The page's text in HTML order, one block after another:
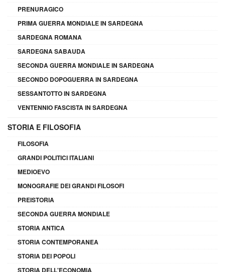
PRENURAGICO
PRIMA GUERRA MONDIALE IN SARDEGNA
SARDEGNA ROMANA
SARDEGNA SABAUDA
SECONDA GUERRA MONDIALE IN SARDEGNA
SECONDO DOPOGUERRA IN SARDEGNA
SESSANTOTTO IN SARDEGNA
VENTENNIO FASCISTA IN SARDEGNA
STORIA E FILOSOFIA
FILOSOFIA
GRANDI POLITICI ITALIANI
MEDIOEVO
MONOGRAFIE DEI GRANDI FILOSOFI
PREISTORIA
SECONDA GUERRA MONDIALE
STORIA ANTICA
STORIA CONTEMPORANEA
STORIA DEI POPOLI
STORIA DELL'ECONOMIA